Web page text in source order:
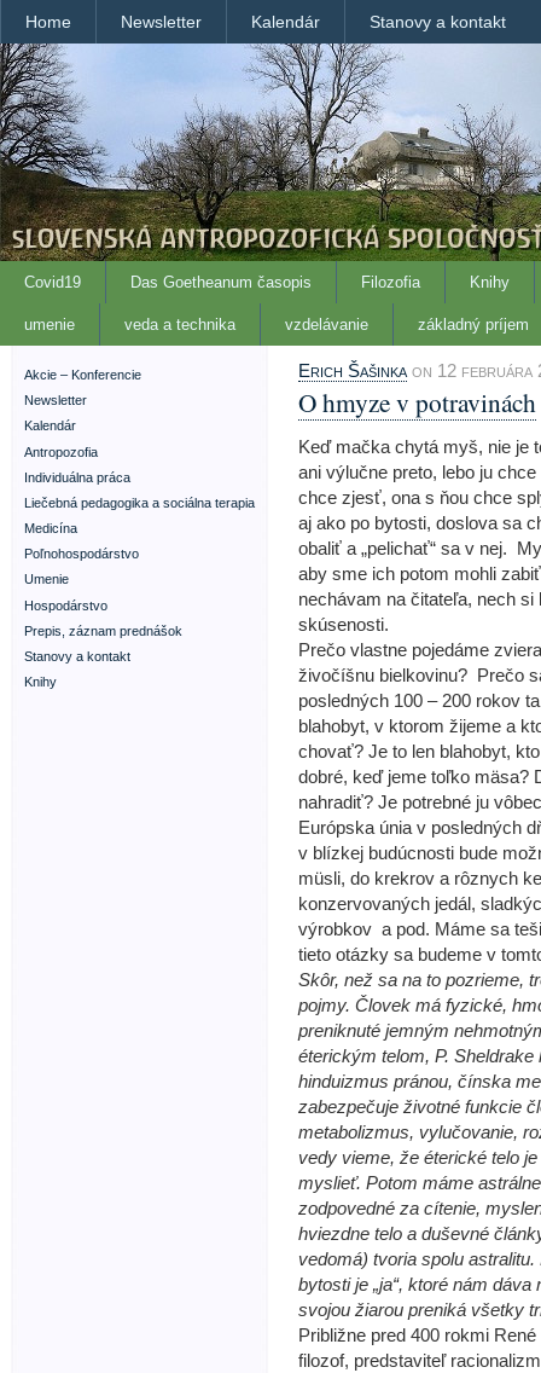
Home Newsletter Kalendár Stanovy a kontakt
Covid19 Das Goetheanum časopis Filozofia Knihy
umenie veda a technika vzdelávanie základný príjem
Erich Šašinka on 12 februára
O hmyze v potravinách
Keď mačka chytá myš, nie je
ani výlučne preto, lebo ju
chce zjesť, ona s ňou chce
aj ako po bytosti, doslova sa
obaliť a „pelichať“ sa v nej.
aby sme ich potom mohli
nechávam na čitateľa, nech
skúsenosti.
Prečo vlastne pojedáme
živočíšnu bielkovinu? Prečo
posledných 100 – 200 rokov
blahobyt, v ktorom žijeme a
chovať? Je to len blahobyt,
dobré, keď jeme toľko mäsa?
nahradiť? Je potrebné ju
Európska únia v posledných
v blízkej budúcnosti bude
müsli, do krekrov a rôznych
konzervovaných jedál,
výrobkov a pod. Máme sa
tieto otázky sa budeme v
Skôr, než sa na to pozrieme,
pojmy. Človek má fyzické,
preniknuté jemným
éterickým telom, P.
hinduizmus pránou, čínska
zabezpečuje životné funkcie
metabolizmus, vylučovanie,
vedy vieme, že éterické telo
myslieť. Potom máme
zodpovedné za cítenie,
hviezdne telo a duševné
vedomá) tvoria spolu
bytosti je „ja“, ktoré nám
svojou žiarou preniká všetky
Približne pred 400 rokmi
filozof, predstaviteľ
Akcie – Konferencie
Newsletter
Kalendár
Antropozofia
Individuálna práca
Liečebná pedagogika a sociálna terapia
Medicína
Poľnohospodárstvo
Umenie
Hospodárstvo
Prepis, záznam prednášok
Stanovy a kontakt
Knihy